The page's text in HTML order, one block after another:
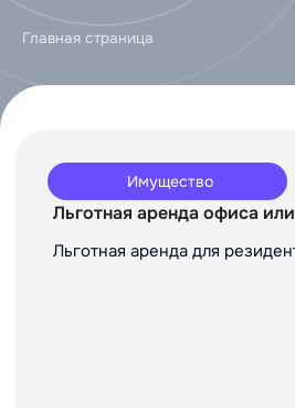
Главная страница
Имущество
Льготная аренда офиса
Льготная аренда для